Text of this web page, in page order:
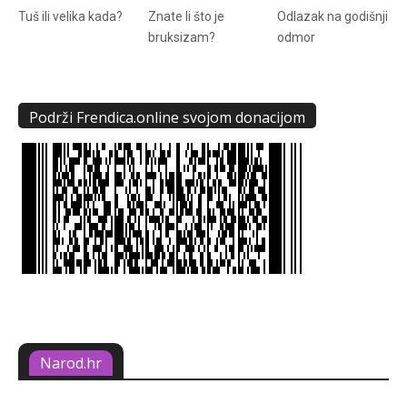
Tuš ili velika kada?
Znate li što je
bruksizam?
Odlazak na godišnji
odmor
Podrži Frendica.online svojom donacijom
Narod.hr